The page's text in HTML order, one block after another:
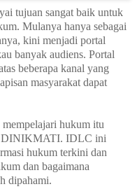
tujuan sangat baik untuk
Mulanya hanya sebagai
kini menjadi portal
banyak audiens. Portal
beberapa kanal yang
masyarakat dapat
hukum itu
DINIKMATI. IDLC ini
hukum terkini dan
dan bagaimana
dipahami.